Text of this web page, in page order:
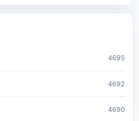
4695
4692
4690